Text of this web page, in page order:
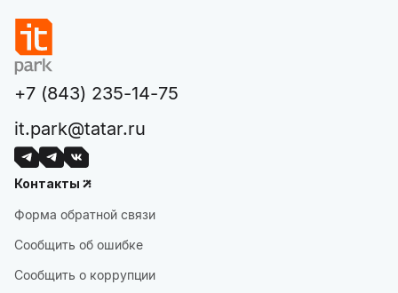
+7 (843) 235-14-75
it.park@tatar.ru
Контакты
Форма обратной связи
Сообщить об ошибке
Сообщить о коррупции